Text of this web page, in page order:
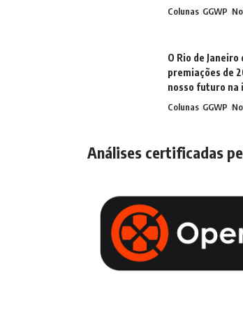
Colunas GGWP
O Rio de
premiações de
nosso futuro na
Colunas GGWP
Análises certificadas